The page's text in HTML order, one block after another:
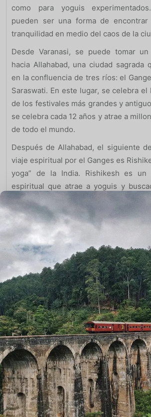
como para yoguis
pueden ser una forma de
tranquilidad en medio del caos de la
Desde Varanasi, se puede tomar
hacia Allahabad, una ciudad sagrada
en la confluencia de tres ríos: el
Saraswati. En este lugar, se celebra el
de los festivales más grandes y
se celebra cada 12 años y atrae a
de todo el mundo.
Después de Allahabad, el siguiente
viaje espiritual por el Ganges es
yoga” de la India. Rishikesh es un
espiritual que atrae a yoguis y
mundo. Aquí, el Ganges fluye
Himalaya, y la naturaleza es
conocida por sus ashrams y centros
lugar ideal para aprender y practicar
El ashram más conocido de
Niket
Book Now
Nombre*